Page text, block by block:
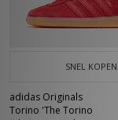
SNEL KOPEN
adidas Originals
Torino 'The Torino